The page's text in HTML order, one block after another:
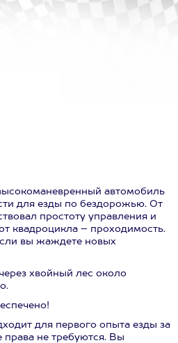
автомобиль
для езды по бездорожью. От
простоту управления и
квадроцикла – проходимость.
вы жаждете новых
хвойный лес около
для первого опыта езды за
права не требуются. Вы